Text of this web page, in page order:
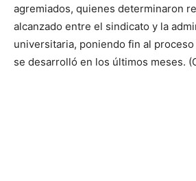
agremiados, quienes determinaron
alcanzado entre el sindicato y la
universitaria, poniendo fin al
se desarrolló en los últimos meses.